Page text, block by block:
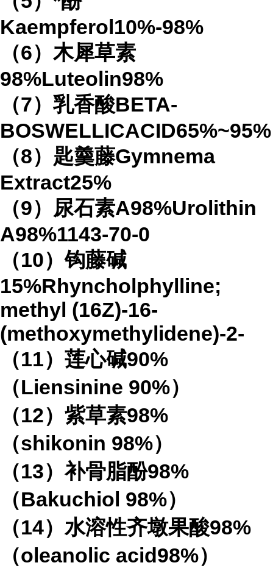
Kaempferol10%-98%
（6）木犀草素
98%Luteolin98%
（7）乳香酸BETA-
BOSWELLICACID65%~95%
（8）匙羹藤Gymnema
Extract25%
（9）尿石素A98%Urolithin
A98%1143-70-0
（10）钩藤碱
15%Rhyncholphylline;
methyl (16Z)-16-
(methoxymethylidene)-2-
（11）莲心碱90%
（Liensinine 90%）
（12）紫草素98%
（shikonin 98%）
（13）补骨脂酚98%
（Bakuchiol 98%）
（14）水溶性齐墩果酸98%
（oleanolic acid98%）